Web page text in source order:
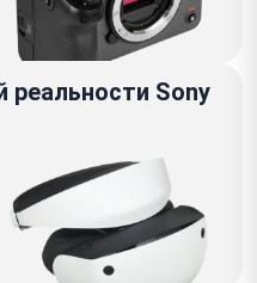
реальности Sony